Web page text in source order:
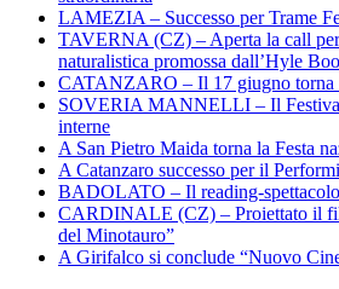
LAMEZIA – Successo per Trame
TAVERNA (CZ) – Aperta la call
naturalistica promossa dall’Hyle
CATANZARO – Il 17 giugno torna
SOVERIA MANNELLI – Il
interne
A San Pietro Maida torna la Festa
A Catanzaro successo per il
BADOLATO – Il reading-spettacolo
CARDINALE (CZ) – Proiettato il
del Minotauro”
A Girifalco si conclude “Nuovo